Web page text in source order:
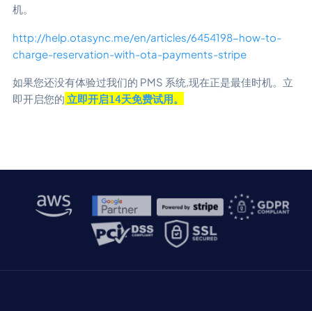
机。
http://help.otasync.me/en/articles/6454198-how-to-
charge-reservation-with-ota-payments-stripe
如果您还没有体验过我们的 PMS 系统,现在正是最佳时机。立
即开启您的 立即开启14天免费试用。